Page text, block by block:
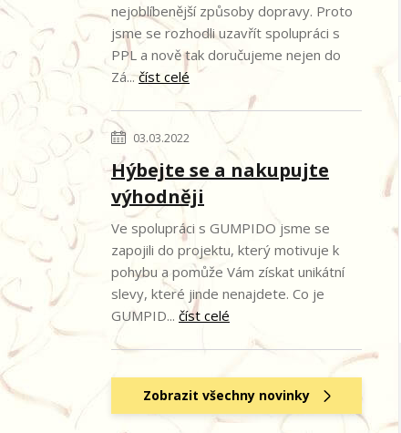
nejoblíbenější způsoby dopravy. Proto
jsme se rozhodli uzavřít spolupráci s
PPL a nově tak doručujeme nejen do
Zá...číst celé
03.03.2022
Hýbejte se a nakupujte
výhodněji
Ve spolupráci s GUMPIDO jsme se
zapojili do projektu, který motivuje k
pohybu a pomůže Vám získat unikátní
slevy, které jinde nenajdete. Co je
GUMPID... číst celé
Zobrazit všechny novinky